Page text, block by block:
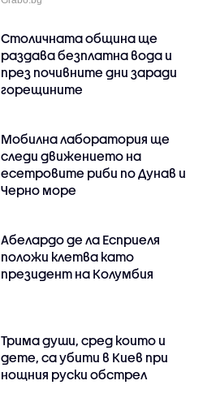
Столичната община ще
раздава безплатна вода и
през почивните дни заради
горещините
Мобилна лаборатория ще
следи движението на
есетровите риби по Дунав и
Черно море
Абелардо де ла Есприеля
положи клетва като
президент на Колумбия
Трима души, сред които и
дете, са убити в Киев при
нощния руски обстрел